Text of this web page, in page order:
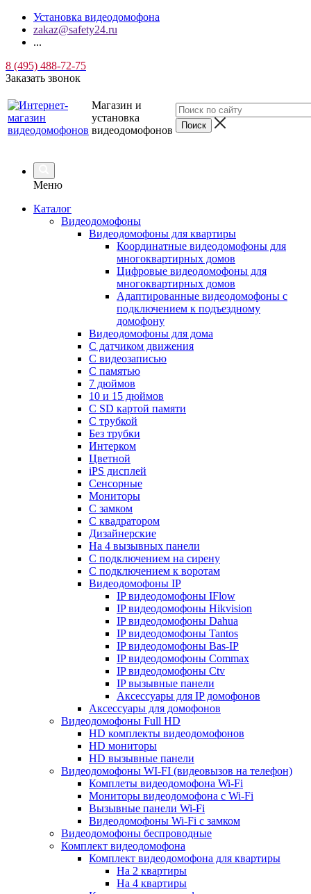
Установка видеодомофона
zakaz@safety24.ru
...
8 (495) 488-72-75
Заказать звонок
Магазин и
установка
видеодомофонов
Меню
Каталог
Видеодомофоны
Видеодомофоны для квартиры
Координатные видеодомофоны для
многоквартирных домов
Цифровые видеодомофоны для
многоквартирных домов
Адаптированные видеодомофоны с
подключением к подъездному
домофону
Видеодомофоны для дома
С датчиком движения
С видеозаписью
C памятью
7 дюймов
10 и 15 дюймов
С SD картой памяти
С трубкой
Без трубки
Интерком
Цветной
iPS дисплей
Сенсорные
Мониторы
С замком
C квадратором
Дизайнерские
На 4 вызывных панели
С подключением на сирену
С подключением к воротам
Видеодомофоны IP
IP видеодомофоны IFlow
IP видеодомофоны Hikvision
IP видеодомофоны Dahua
IP видеодомофоны Tantos
IP видеодомофоны Bas-IP
IP видеодомофоны Commax
IP видеодомофоны Ctv
IP вызывные панели
Аксессуары для IP домофонов
Аксессуары для домофонов
Видеодомофоны Full HD
HD комплекты видеодомофонов
HD мониторы
HD вызывные панели
Видеодомофоны WI-FI (видеовызов на телефон)
Комплеты видеодомофона Wi-Fi
Мониторы видеодомофона с Wi-Fi
Вызывные панели Wi-Fi
Видеодомофоны Wi-Fi с замком
Видеодомофоны беспроводные
Комплект видеодомофона
Комплект видеодомофона для квартиры
На 2 квартиры
На 4 квартиры